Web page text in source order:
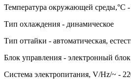
Температура окружающей среды,°C
Тип охлаждения - динамическое
Тип оттайки - автоматическая,
Блок управления - электронный
Система электропитания, V/Hz/~ -